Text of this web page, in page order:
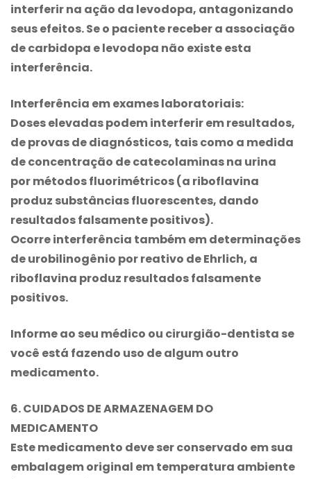
interferir na ação da levodopa, antagonizando
seus efeitos. Se o paciente receber a associação
de carbidopa e levodopa não existe esta
interferência.
Interferência em exames laboratoriais:
Doses elevadas podem interferir em resultados,
de provas de diagnósticos, tais como a medida
de concentração de catecolaminas na urina
por métodos fluorimétricos (a riboflavina
produz substâncias fluorescentes, dando
resultados falsamente positivos).
Ocorre interferência também em determinações
de urobilinogênio por reativo de Ehrlich, a
riboflavina produz resultados falsamente
positivos.
Informe ao seu médico ou cirurgião-dentista se
você está fazendo uso de algum outro
medicamento.
6. CUIDADOS DE ARMAZENAGEM DO
MEDICAMENTO
Este medicamento deve ser conservado em sua
embalagem original em temperatura ambiente